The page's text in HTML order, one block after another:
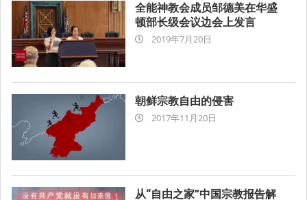
全能神教会成员邹德美在华盛
顿部长级会议边会上发言
2019-2019年7月20日
06:20
朝鲜宗教自由的侵害
2017-2017年11月20日
从“自由之家”中国宗教报告解